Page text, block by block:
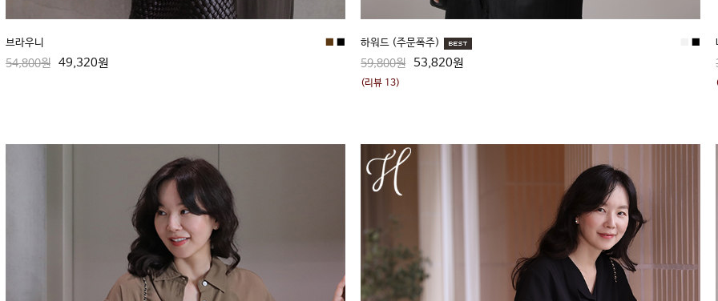
브라우니
54,800원 49,320원
하워드 (주문폭주)
59,800원 53,820원
(리뷰 13)